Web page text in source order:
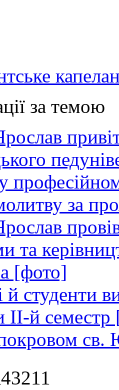
за темою
за
та
[фото]
й студенти
ІІ-й
св.